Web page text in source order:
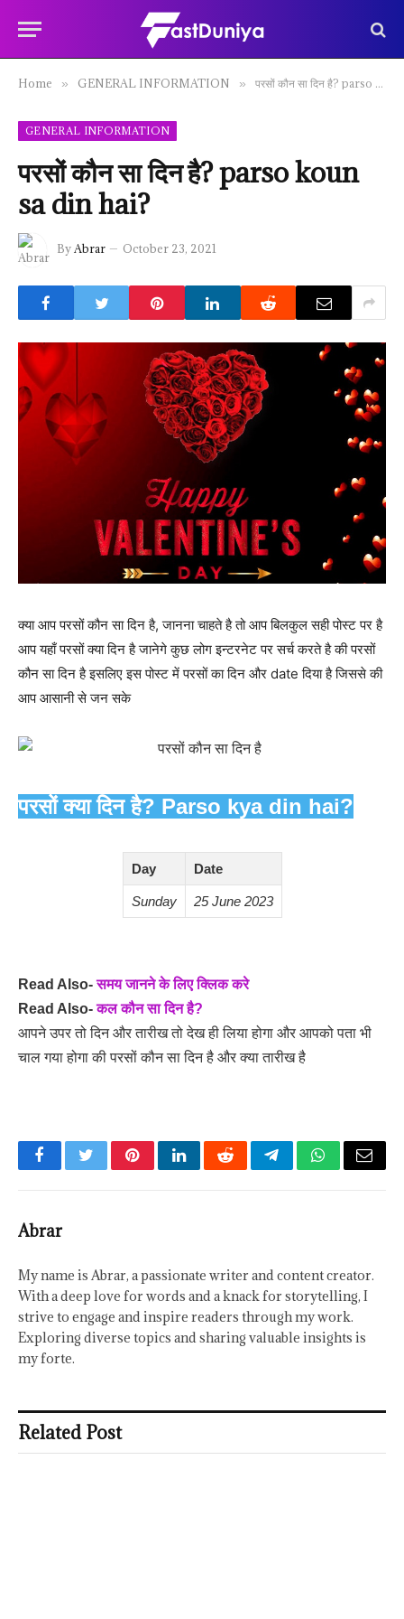
Home » GENERAL INFORMATION » परसों कौन सा दिन है? parso koun sa din hai?
GENERAL INFORMATION
परसों कौन सा दिन है? parso koun
sa din hai?
ByAbrar October 23, 2021
क्या आप परसों कौन सा दिन है, जानना चाहते है तो आप बिलकुल सही पोस्ट पर है
आप यहाँ परसों क्या दिन है जानेगे कुछ लोग इन्टरनेट पर सर्च करते है की परसों
कौन सा दिन है इसलिए इस पोस्ट में परसों का दिन और date दिया है जिससे की
आप आसानी से जन सके
परसों क्या दिन है? Parso kya din hai?
Day Date
Sunday 25 June 2023
Read Also-समय जानने के लिए क्लिक करे
Read Also-कल कौन सा दिन है?
आपने उपर तो दिन और तारीख तो देख ही लिया होगा और आपको पता भी
चाल गया होगा की परसों कौन सा दिन है और क्या तारीख है
FacebookTwitterPinterestLinkedInRedditTelegramWhatsApp
Email
Abrar
My name is Abrar, a passionate writer and content creator.
With a deep love for words and a knack for storytelling, I
strive to engage and inspire readers through my work.
Exploring diverse topics and sharing valuable insights is
my forte.
Related Post